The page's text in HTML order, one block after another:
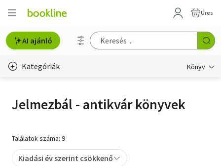
Üres
AI ajánló
Kategóriák Könyv
Erotika
Hobbi, szabadidő
Jelmezbál - antikvár könyvek
Találatok száma: 9
Kiadási év szerint csökkenő